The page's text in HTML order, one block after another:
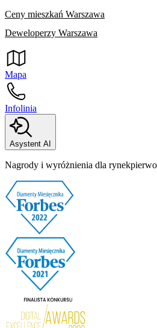
Ceny mieszkań Warszawa
Deweloperzy Warszawa
Mapa
Infolinia
Asystent AI
Nagrody i wyróżnienia dla